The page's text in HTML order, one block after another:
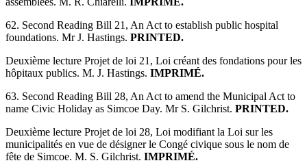
62. Second Reading Bill 21, An Act to establish public hospital
foundations. Mr J. Hastings. PRINTED.
Deuxième lecture Projet de loi 21, Loi créant des fondations pour les
hôpitaux publics. M. J. Hastings. IMPRIMÉ.
63. Second Reading Bill 28, An Act to amend the Municipal Act to
name Civic Holiday as Simcoe Day. Mr S. Gilchrist. PRINTED.
Deuxième lecture Projet de loi 28, Loi modifiant la Loi sur les
municipalités en vue de désigner le Congé civique sous le nom de
fête de Simcoe. M. S. Gilchrist. IMPRIMÉ.